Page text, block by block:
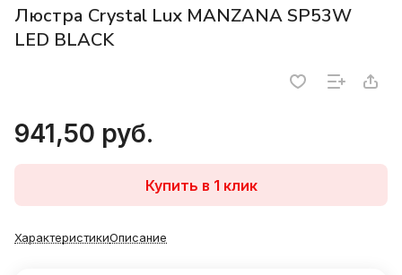
Люстра Crystal Lux MANZANA SP53W
LED BLACK
941,50 руб.
Купить в 1 клик
ХарактеристикиОписание